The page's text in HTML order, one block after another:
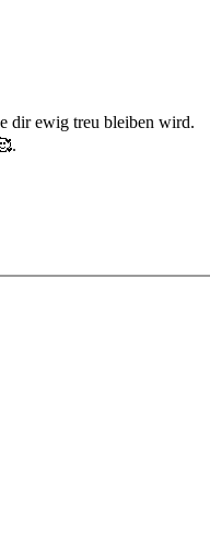
dir ewig treu bleiben wird.